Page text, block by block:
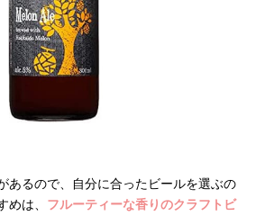
あるので、自分に合ったビールを選ぶの
めは、 フルーティーな香りのクラフトビ